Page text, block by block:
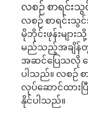
လစဉ် စာရင်းသွ
လစဉ် စာရင်းသွင်
မိုဘိုင်းဖုန်းများ
မည်သည့်အချိန်
အဆင်ပြေသလို ပ
ပါသည်။ လစဉ်
လုပ်ဆောင်ထားပ
နိုင်ပါသည်။